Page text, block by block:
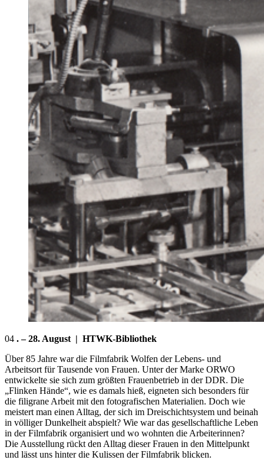
04 . – 28. August | HTWK-Bibliothek
Über 85 Jahre war die Filmfabrik Wolfen der Lebens- und
Arbeitsort für Tausende von Frauen. Unter der Marke ORWO
entwickelte sie sich zum größten Frauenbetrieb in der DDR. Die
„Flinken Hände“, wie es damals hieß, eigneten sich besonders für
die filigrane Arbeit mit den fotografischen Materialien. Doch wie
meistert man einen Alltag, der sich im Dreischichtsystem und beinah
in völliger Dunkelheit abspielt? Wie war das gesellschaftliche Leben
in der Filmfabrik organisiert und wo wohnten die Arbeiterinnen?
Die Ausstellung rückt den Alltag dieser Frauen in den Mittelpunkt
und lässt uns hinter die Kulissen der Filmfabrik blicken.